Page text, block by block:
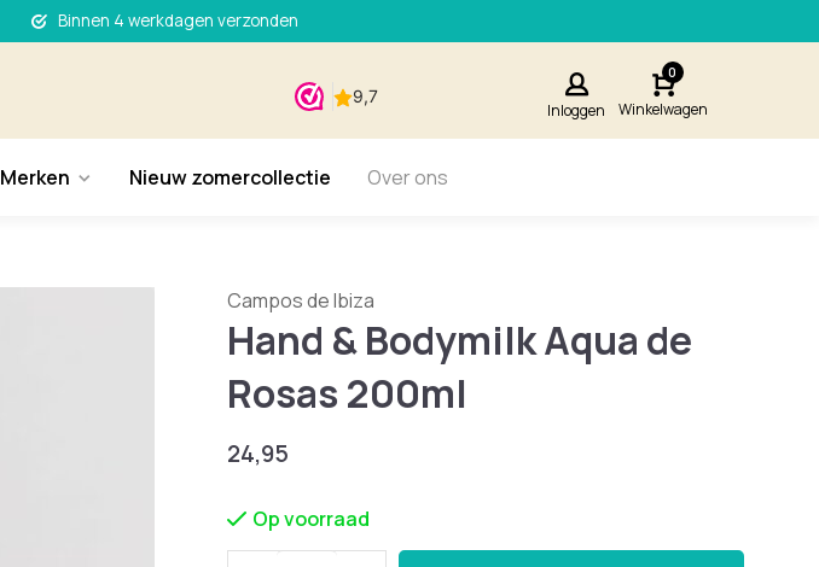
Binnen 4 werkdagen verzonden
Inloggen
0
Winkelwagen
Merken Nieuw zomercollectie Over ons
Campos de Ibiza
Hand & Bodymilk Aqua de
Rosas 200ml
24,95
Op voorraad